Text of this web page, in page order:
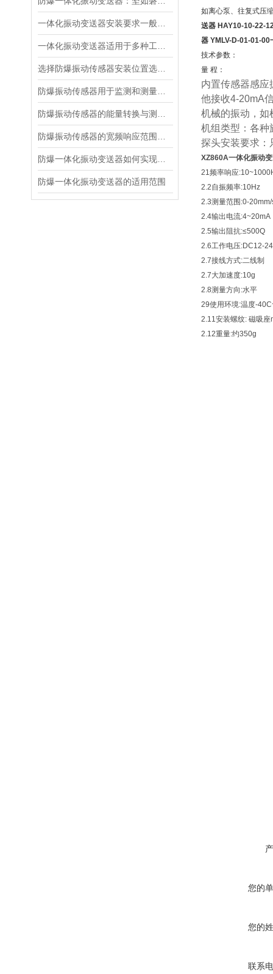
防爆一体化振动变送器的适用范围
如离心泵、往复式压
送器 HAY10-10-22-
器 YMLV-D-01-01-
技术参数：
量 程：
内置传感器感应
他接收4-20mA
机械的振动，如
机组类型：各种
探头安装要求：
XZ860A一体化振动
21频率响应
2.2自振频率:10Hz
2.3测量范围:0-20mm/
2.4输出电流:4~20mA
2.5输出阻抗:≤500Q
2.6工作电压:DC12-
2.7接线方式:二线制
2.7大加速度:10g
2.8测量方向:水平
29使用环境:温度-
2.11安装螺纹: 磁吸座
2.12重量:约350g
您的
您的
联系